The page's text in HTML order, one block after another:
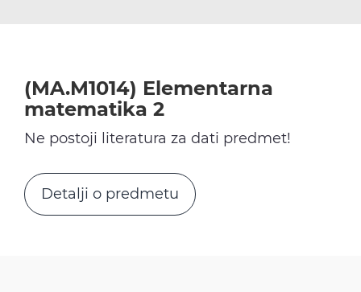
(MA.M1014) Elementarna
matematika 2
Ne postoji literatura za dati predmet!
Detalji o predmetu